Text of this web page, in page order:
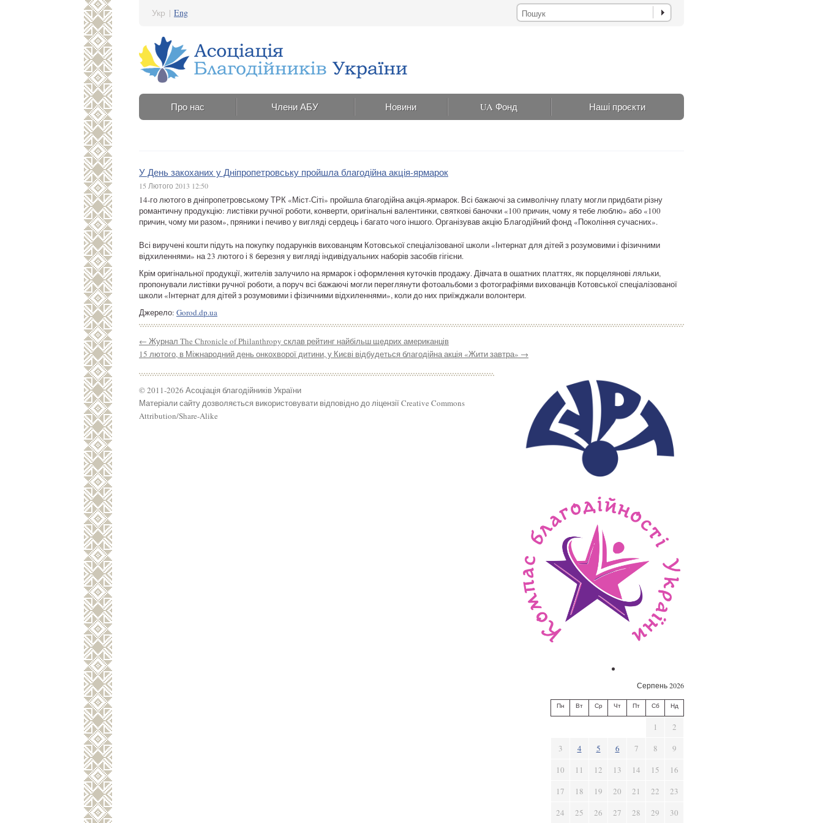
Укр | Eng
Про нас Члени АБУ Новини UA Фонд Наші проєкти
У День закоханих у Дніпропетровську пройшла благодійна акція-ярмарок
15 Лютого 2013 12:50
14-го лютого в дніпропетровському ТРК «Міст-Сіті» пройшла благодійна акція-ярмарок. Всі бажаючі за символічну плату могли придбати різну
романтичну продукцію: листівки ручної роботи, конверти, оригінальні валентинки, святкові баночки «100 причин, чому я тебе люблю» або «100
причин, чому ми разом», пряники і печиво у вигляді сердець і багато чого іншого. Організував акцію Благодійний фонд «Покоління сучасних».
Всі виручені кошти підуть на покупку подарунків вихованцям Котовської спеціалізованої школи «Інтернат для дітей з розумовими і фізичними
відхиленнями» на 23 лютого і 8 березня у вигляді індивідуальних наборів засобів гігієни.
Крім оригінальної продукції, жителів залучило на ярмарок і оформлення куточків продажу. Дівчата в ошатних платтях, як порцелянові ляльки,
пропонували листівки ручної роботи, а поруч всі бажаючі могли переглянути фотоальбоми з фотографіями вихованців Котовської спеціалізованої
школи «Інтернат для дітей з розумовими і фізичними відхиленнями», коли до них приїжджали волонтери.
Джерело: Gorod.dp.ua
← Журнал The Chronicle of Philanthropy склав рейтинг найбільш щедрих американців
15 лютого, в Міжнародний день онкохворої дитини, у Києві відбудеться благодійна акція «Жити завтра» →
Серпень 2026
Пн Вт Ср Чт Пт Сб Нд
1
2
3
4 5 6 7 8
9
10
11 12 13 14 15
16
17
18 19 20 21 22
23
24
25 26 27 28 29 30
© 2011-2026 Асоціація благодійників України
Матеріали сайту дозволяється використовувати відповідно до ліцензії Creative Commons
Attribution/Share-Alike